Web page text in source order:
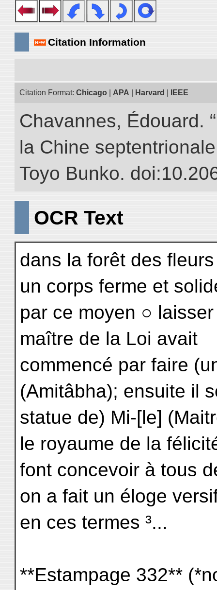
Citation Information
Citation Format: Chicago APA Harvard IEEE
Chavannes, Édouard.
la Chine
Toyo Bunko.
OCR Text
dans la forêt des
un corps ferme et
par ce moyen ○
maître de la Loi avait
commencé par faire
(Amitâbha); ensuite il
statue de) Mi-[le]
le royaume de la
font concevoir à tous
on a fait un éloge
en ces termes ³...
**Estampage 332**